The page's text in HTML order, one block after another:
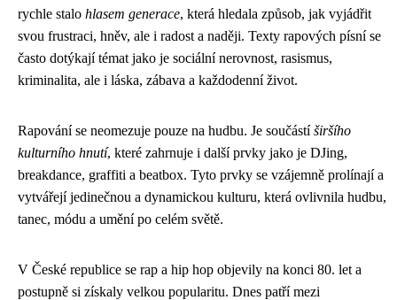
rychle stalo hlasem generace, která hledala způsob, jak vyjádřit
svou frustraci, hněv, ale i radost a naději. Texty rapových písní se
často dotýkají témat jako je sociální nerovnost, rasismus,
kriminalita, ale i láska, zábava a každodenní život.
Rapování se neomezuje pouze na hudbu. Je součástíširšího
kulturního hnutí, které zahrnuje i další prvky jako je DJing,
breakdance, graffiti a beatbox. Tyto prvky se vzájemně prolínají a
vytvářejí jedinečnou a dynamickou kulturu, která ovlivnila hudbu,
tanec, módu a umění po celém světě.
V České republice se rap a hip hop objevily na konci 80. let a
postupně si získaly velkou popularitu. Dnes patří mezi